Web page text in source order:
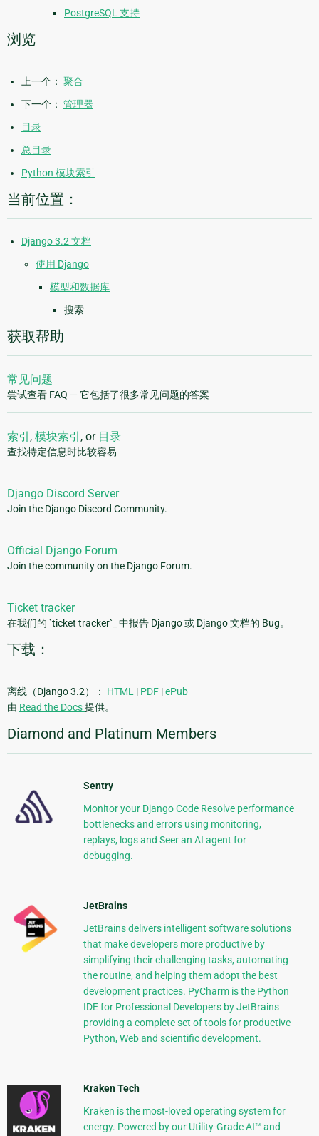
PostgreSQL 支持
浏览
上一个： 聚合
下一个： 管理器
目录
总目录
Python 模块索引
当前位置：
Django 3.2 文档
使用 Django
模型和数据库
搜索
获取帮助
常见问题
尝试查看 FAQ — 它包括了很多常见问题的答案
索引 , 模块索引 , or 目录
查找特定信息时比较容易
Django Discord Server
Join the Django Discord Community.
Official Django Forum
Join the community on the Django Forum.
Ticket tracker
在我们的 `ticket tracker`_ 中报告 Django 或 Django 文档的 Bug。
下载：
离线（Django 3.2）： HTML | PDF |ePub
由 Read the Docs提供。
Diamond and Platinum Members
Sentry
Monitor your Django Code Resolve performance
bottlenecks and errors using monitoring,
replays, logs and Seer an AI agent for
debugging.
JetBrains
JetBrains delivers intelligent software solutions
that make developers more productive by
simplifying their challenging tasks, automating
the routine, and helping them adopt the best
development practices. PyCharm is the Python
IDE for Professional Developers by JetBrains
providing a complete set of tools for productive
Python, Web and scientific development.
Kraken Tech
Kraken is the most-loved operating system for
energy. Powered by our Utility-Grade AI™ and